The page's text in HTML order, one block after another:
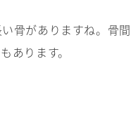
骨がありますね。骨間
あります。